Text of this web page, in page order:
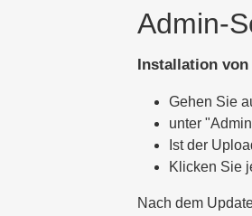
Admin-
Installation von
Gehen Sie
unter
Ist der
Klicken Sie
Nach dem